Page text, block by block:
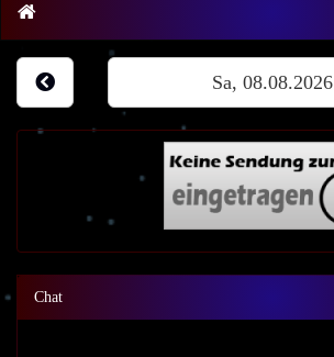
Sa, 08.08.2026
Chat